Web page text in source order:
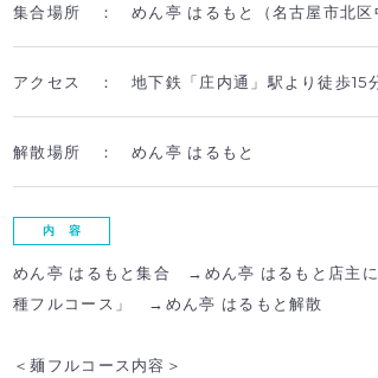
集合場所 ：めん亭 はるもと（名古屋市北区
アクセス ：地下鉄「庄内通」駅より徒歩15
解散場所 ：めん亭 はるもと
内 容
めん亭 はるもと集合 →めん亭 はるもと店主
種フルコース」 →めん亭 はるもと解散
＜麺フルコース内容＞